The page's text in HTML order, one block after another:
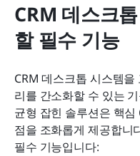
CRM 데스크
할 필수 기능
CRM 데스크톱 시스템
리를 간소화할 수 있는
균형 잡힌 솔루션은 핵
점을 조화롭게 제공합니
필수 기능입니다: